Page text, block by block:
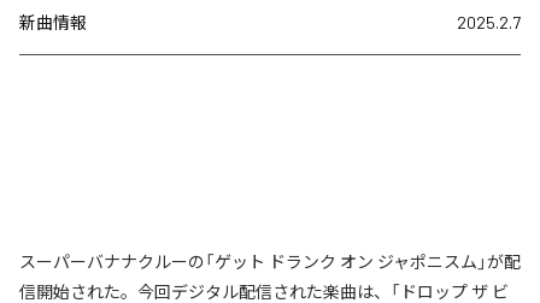
新曲情報 2025.2.7
スーパーバナナクルーの「ゲット ドランク オン ジャポニスム」が配
信開始された。今回デジタル配信された楽曲は、「ドロップ ザ ビ